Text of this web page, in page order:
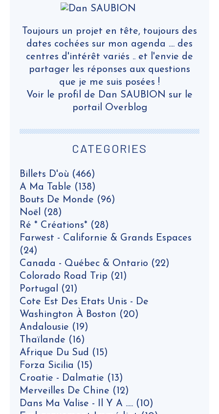
CATEGORIES
Billets D'où (466)
A Ma Table (138)
Bouts De Monde (96)
Noël (28)
Ré * Créations* (28)
Farwest - Californie & Grands Espaces
(24)
Canada - Québec & Ontario (22)
Colorado Road Trip (21)
Portugal (21)
Cote Est Des Etats Unis - De
Washington À Boston (20)
Andalousie (19)
Thaïlande (16)
Afrique Du Sud (15)
Forza Sicilia (15)
Croatie - Dalmatie (13)
Merveilles De Chine (12)
Dans Ma Valise - Il Y A ..... (10)
Toujours un projet en tête, toujours des
dates cochées sur mon agenda .... des
centres d'intérêt variés .. et l'envie de
partager les réponses aux questions
que je me suis posées !
Voir le profil de Dan SAUBION sur le
portail Overblog